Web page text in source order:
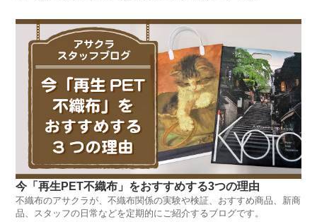
今「再生PET不織布」をおすすめする3つの理由
不織布のアサクラが、不織布関係の実験や検証、おすすめ商品、新商
品、スタッフの日常などを定期的にご紹介するブログです。